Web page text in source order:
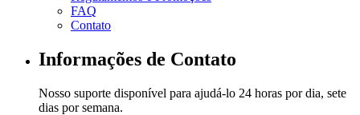
FAQ
Contato
Informações de Contato
Nosso suporte disponível para ajudá-lo 24 horas por dia, sete
dias por semana.